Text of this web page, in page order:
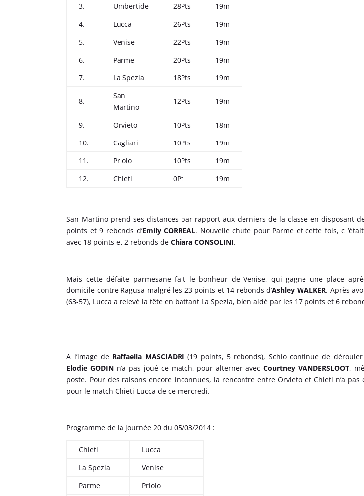
3.
Umbertide 28Pts
19m
4.
Lucca 26Pts
19m
5.
Venise 22Pts
19m
6.
Parme 20Pts
19m
7.
La Spezia 18Pts 19m
8.
San
Martino
12Pts 19m
9. Orvieto 10Pts
18m
10.
Cagliari 10Pts
19m
11.
Priolo 10Pts
19m
12.
Chieti 0Pt 19m
San Martino prend ses distances par rapport aux derniers de la classe en disposant de
points et 9 rebonds d’Emily CORREAL. Nouvelle chute pour Parme et cette fois, c
avec 18 points et 2 rebonds deChiara CONSOLINI.
Mais cette défaite parmesane fait le bonheur de Venise, qui gagne une place
domicile contre Ragusa malgré les 23 points et 14 rebonds d’Ashley WALKER. Après
(63-57), Lucca a relevé la tête en battant La Spezia, bien aidé par les 17 points et 6
A l’image de Raffaella MASCIADRI (19 points, 5 rebonds), Schio continue de
Elodie GODIN n’a pas joué ce match, pour alterner avecCourtney VANDERSLOOT,
poste. Pour des raisons encore inconnues, la rencontre entre Orvieto et Chieti n’a
pour le match Chieti-Lucca de ce mercredi.
Programme de la journée 20 du 05/03/2014 :
Chieti
Lucca
La Spezia
Venise
Parme
Priolo